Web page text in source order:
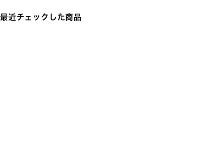
最近チェックした商品